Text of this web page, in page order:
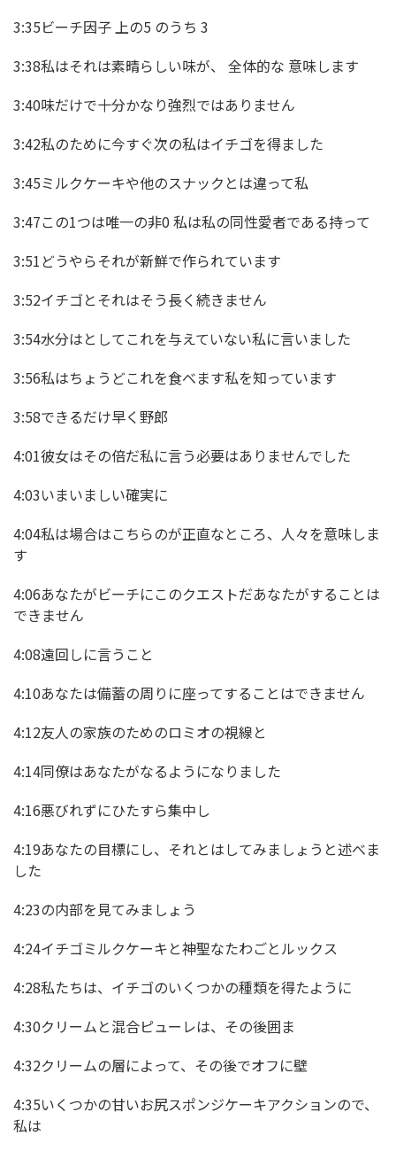
3:35ビーチ因子 上の5 のうち 3
3:38私はそれは素晴らしい味が、 全体的な 意味します
3:40味だけで十分かなり強烈ではありません
3:42私のために今すぐ次の私はイチゴを得ました
3:45ミルクケーキや他のスナックとは違って私
3:47この1つは唯一の非0 私は私の同性愛者である持って
3:51どうやらそれが新鮮で作られています
3:52イチゴとそれはそう長く続きません
3:54水分はとしてこれを与えていない私に言いました
3:56私はちょうどこれを食べます私を知っています
3:58できるだけ早く野郎
4:01彼女はその倍だ私に言う必要はありませんでした
4:03いまいましい確実に
4:04私は場合はこちらのが正直なところ、人々を意味しま
す
4:06あなたがビーチにこのクエストだあなたがすることは
できません
4:08遠回しに言うこと
4:10あなたは備蓄の周りに座ってすることはできません
4:12友人の家族のためのロミオの視線と
4:14同僚はあなたがなるようになりました
4:16悪びれずにひたすら集中し
4:19あなたの目標にし、それとはしてみましょうと述べま
した
4:23の内部を見てみましょう
4:24イチゴミルクケーキと神聖なたわごとルックス
4:28私たちは、イチゴのいくつかの種類を得たように
4:30クリームと混合ピューレは、その後囲ま
4:32クリームの層によって、その後でオフに壁
4:35いくつかの甘いお尻スポンジケーキアクションので、
私は